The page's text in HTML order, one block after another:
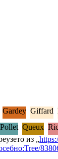
Gardey Giffard
Pollet Queux
из „